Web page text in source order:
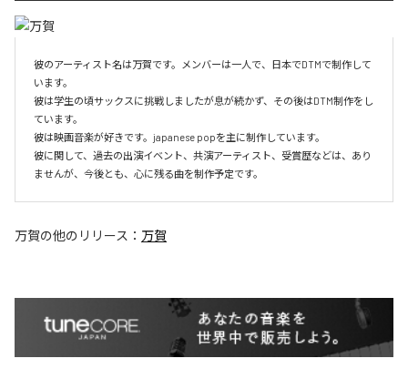
彼のアーティスト名は万賀です。メンバーは一人で、日本でDTMで制作して
います。
彼は学生の頃サックスに挑戦しましたが息が続かず、その後はDTM制作をし
ています。
彼は映画音楽が好きです。japanese popを主に制作しています。
彼に関して、過去の出演イベント、共演アーティスト、受賞歴などは、あり
ませんが、今後とも、心に残る曲を制作予定です。
万賀の他のリリース： 万賀